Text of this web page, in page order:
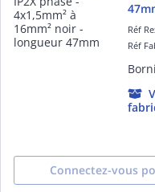
Réf
Réf
Connectez-vous